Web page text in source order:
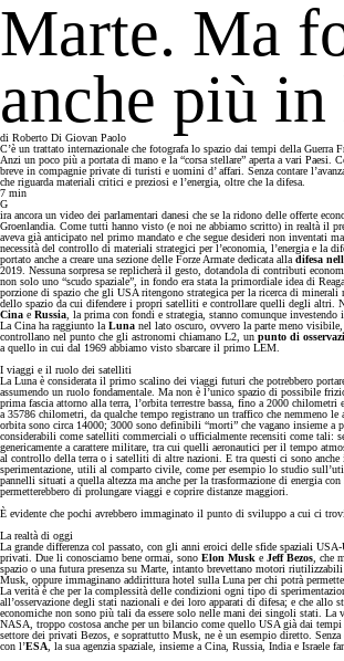
Marte. Ma
anche più
di Roberto Di Giovan Paolo
C’è un trattato internazionale che fotografa lo spazio dai tempi della Guerra
Anzi un poco più a portata di mano e la “corsa stellare” aperta a vari Paesi.
breve in compagnie private di turisti e uomini d’ affari. Senza contare
che riguarda materiali critici e preziosi e l’energia, oltre che la difesa.
7 min
G
ira ancora un video dei parlamentari danesi che se la ridono delle offerte
Groenlandia. Come tutti hanno visto (e noi ne abbiamo scritto) in realtà il
aveva già anticipato nel primo mandato e che segue desideri non inventati
necessità del controllo di materiali strategici per l’economia, l’energia e la
portato anche a creare una sezione delle Forze Armate dedicata alla difesa
2019. Nessuna sorpresa se replicherà il gesto, dotandola di contributi
non solo uno “scudo spaziale”, in fondo era stata la primordiale idea di
porzione di spazio che gli USA ritengono strategica per la ricerca di minerali
dello spazio da cui difendere i propri satelliti e controllare quelli degli altri.
Cina e Russia , la prima con fondi e strategia, stanno comunque investendo
La Cina ha raggiunto la Luna nel lato oscuro, ovvero la parte meno
controllano nel punto che gli astronomi chiamano L2, un punto di
a quello in cui dal 1969 abbiamo visto sbarcare il primo LEM.
I viaggi e il ruolo dei satelliti
La Luna è considerata il primo scalino dei viaggi futuri che potrebbero
assumendo un ruolo fondamentale. Ma non è l’unico spazio di possibile
prima fascia attorno alla terra, l’orbita terrestre bassa, fino a 2000
a 35786 chilometri, da qualche tempo registrano un traffico che nemmeno le
orbita sono circa 14000; 3000 sono definibili “morti” che vagano insieme a
considerabili come satelliti commerciali o ufficialmente recensiti come tali:
genericamente a carattere militare, tra cui quelli aeronautici per il tempo
al controllo della terra o i satelliti di altre nazioni. E tra questi ci sono
sperimentazione, utili al comparto civile, come per esempio lo studio
pannelli situati a quella altezza ma anche per la trasformazione di energia con
permetterebbero di prolungare viaggi e coprire distanze maggiori.
È evidente che pochi avrebbero immaginato il punto di sviluppo a cui ci
La realtà di oggi
La grande differenza col passato, con gli anni eroici delle sfide spaziali
privati. Due li conosciamo bene ormai, sono Elon Musk e Jeff Bezos , che
spazio o una futura presenza su Marte, intanto brevettano motori
Musk, oppure immaginano addirittura hotel sulla Luna per chi potrà
La verità è che per la complessità delle condizioni ogni tipo di
all’osservazione degli stati nazionali e dei loro apparati di difesa; e che allo
economiche non sono più tali da essere solo nelle mani dei singoli stati. La
NASA, troppo costosa anche per un bilancio come quello USA già dai
settore dei privati Bezos, e soprattutto Musk, ne è un esempio diretto. Senza
con l’ESA , la sua agenzia spaziale, insieme a Cina, Russia, India e Israele